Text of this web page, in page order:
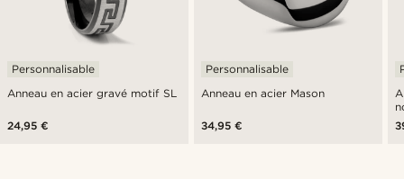
Anneau en acier gravé motif SL
Personnalisable
24,95 €
Anneau en acier Mason
Personnalisable
34,95 €